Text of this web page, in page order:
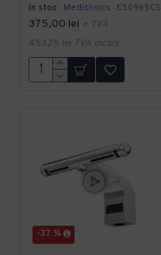
In stoc Mediclinics ES0965CS
375,00 lei + TVA
453,75 lei TVA inclus
-37 %